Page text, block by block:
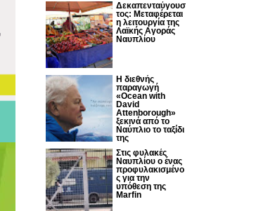
Δεκαπενταύγουσ
τος: Μεταφέρεται
η λειτουργία της
Λαϊκής Αγοράς
Ναυπλίου
Η διεθνής
παραγωγή
«Ocean with
David
Attenborough»
ξεκινά από το
Ναύπλιο το ταξίδι
της
Στις φυλακές
Ναυπλίου ο ένας
προφυλακισμένο
ς για την
υπόθεση της
Marfin